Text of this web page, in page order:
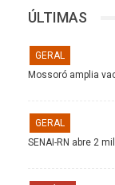
ÚLTIMAS
GERAL
Mossoró amplia
GERAL
SENAI-RN abre 2